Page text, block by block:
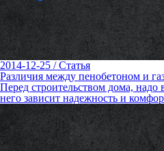
2014-12-25 / Статья
Различия между пенобетоном и
Перед строительством дома,
него зависит надежность и